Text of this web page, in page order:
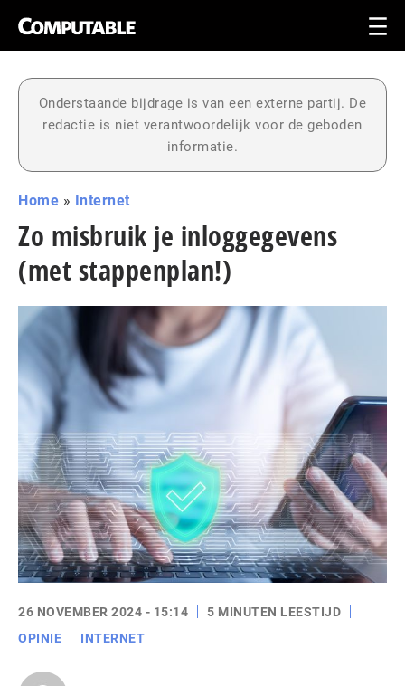
Onderstaande bijdrage is van een externe partij. De
redactie is niet verantwoordelijk voor de geboden
informatie.
Home » Internet
Zo misbruik je inloggegevens
(met stappenplan!)
26 NOVEMBER 2024 - 15:14
5 MINUTEN LEESTIJD
OPINIE
INTERNET